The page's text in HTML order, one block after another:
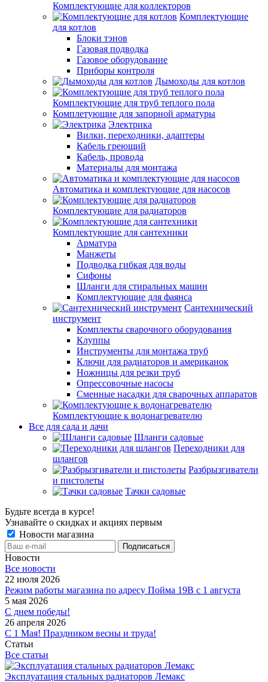
Комплектующие для коллекторов
Комплектующие
для котлов
Блоки тэнов
Газовая подводка
Газовое оборудование
Приборы контроля
Дымоходы для котлов
Комплектующие для труб теплого пола
Комплетующие для запорной арматуры
Электрика
Вилки, переходники, адаптеры
Кабель греющий
Кабель, провода
Материалы для монтажа
Автоматика и комплектующие для насосов
Комплектующие для радиаторов
Комплектующие для сантехники
Арматура
Манжеты
Подводка гибкая для воды
Сифоны
Шланги для стиральных машин
Комплектующие для фаянса
Сантехнический
инструмент
Комплекты сварочного оборудования
Клуппы
Инструменты для монтажа труб
Ключи для радиаторов и американок
Ножницы для резки труб
Опрессовочные насосы
Сменные насадки для сварочных аппаратов
Комплектующие к водонагревателю
Все для сада и дачи
Шланги садовые
Переходники для
шлангов
Разбрызгиватели
и пистолеты
Тачки садовые
Будьте всегда в курсе!
Узнавайте о скидках и акциях первым
Новости магазина
Новости
Все новости
22 июля 2026
Режим работы магазина по адресу Пойма 19В с 1 августа
5 мая 2026
С днем победы!
26 апреля 2026
С 1 Мая! Праздником весны и труда!
Статьи
Все статьи
Эксплуатация стальных радиаторов Лемакс